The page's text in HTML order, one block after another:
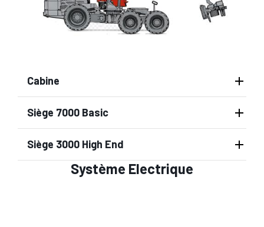
Cabine
Siège 7000 Basic
Siège 3000 High End
Système Electrique